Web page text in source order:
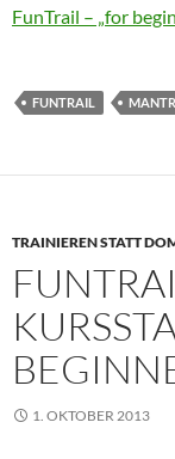
FunTrail – „for
FUNTRAIL
TRAINIEREN STATT
1. OKTOBER 2013